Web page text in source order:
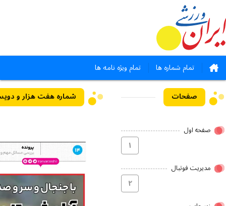
تمام شماره ها تمام ویژه نامه ها
صفحات
صفحه اول
۱
مدیریت فوتبال
۲